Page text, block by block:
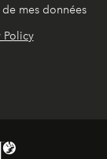
mes données
Policy